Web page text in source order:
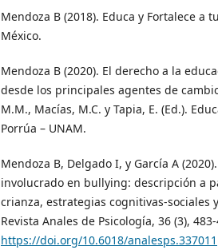
Mendoza B (2018). Educa y Fortalece a
México.
Mendoza B (2020). El derecho a la
desde los principales agentes de
M.M., Macías, M.C. y Tapia, E. (Ed.).
Porrúa – UNAM.
Mendoza B, Delgado I, y García A
involucrado en bullying: descripción a
crianza, estrategias cognitivas-sociales
Revista Anales de Psicología, 36 (3),
https://doi.org/10.6018/analesps.337011